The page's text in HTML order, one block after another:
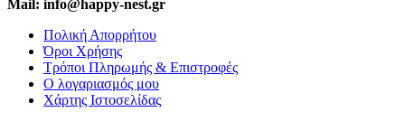
Mail: info@happy-nest.gr
Πολική Απορρήτου
Όροι Χρήσης
Τρόποι Πληρωμής & Επιστροφές
Ο λογαριασμός μου
Χάρτης Ιστοσελίδας